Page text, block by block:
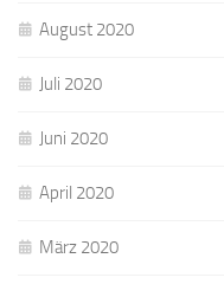
August 2020
Juli 2020
Juni 2020
April 2020
März 2020